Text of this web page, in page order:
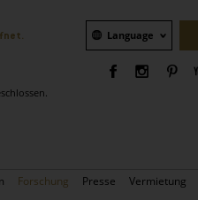
Sprachauswahl
Language
Forschung Presse Vermietung